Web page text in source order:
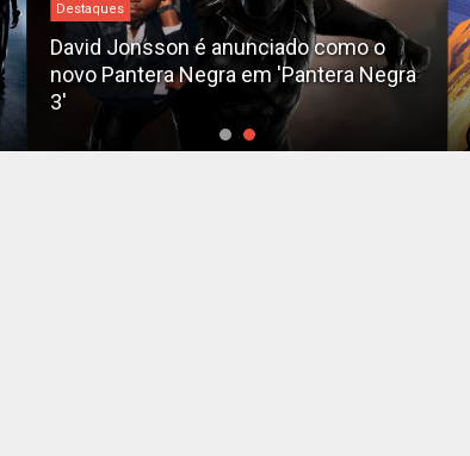
Destaques
David Jonsson é anunciado como o
novo Pantera Negra em 'Pantera Negra
3'